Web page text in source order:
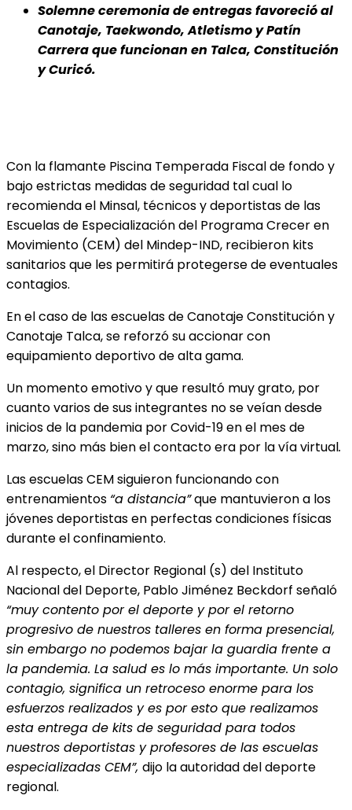
Solemne ceremonia de entregas favoreció al
Canotaje, Taekwondo, Atletismo y Patín
Carrera que funcionan en Talca, Constitución
y Curicó.
Con la flamante Piscina Temperada Fiscal de fondo y
bajo estrictas medidas de seguridad tal cual lo
recomienda el Minsal, técnicos y deportistas de las
Escuelas de Especialización del Programa Crecer en
Movimiento (CEM) del Mindep-IND, recibieron kits
sanitarios que les permitirá protegerse de eventuales
contagios.
En el caso de las escuelas de Canotaje Constitución y
Canotaje Talca, se reforzó su accionar con
equipamiento deportivo de alta gama.
Un momento emotivo y que resultó muy grato, por
cuanto varios de sus integrantes no se veían desde
inicios de la pandemia por Covid-19 en el mes de
marzo, sino más bien el contacto era por la vía virtual.
Las escuelas CEM siguieron funcionando con
entrenamientos “a distancia”que mantuvieron a los
jóvenes deportistas en perfectas condiciones físicas
durante el confinamiento.
Al respecto, el Director Regional (s) del Instituto
Nacional del Deporte, Pablo Jiménez Beckdorf señaló
“muy contento por el deporte y por el retorno
progresivo de nuestros talleres en forma presencial,
sin embargo no podemos bajar la guardia frente a
la pandemia. La salud es lo más importante. Un solo
contagio, significa un retroceso enorme para los
esfuerzos realizados y es por esto que realizamos
esta entrega de kits de seguridad para todos
nuestros deportistas y profesores de las escuelas
especializadas CEM”, dijo la autoridad del deporte
regional.